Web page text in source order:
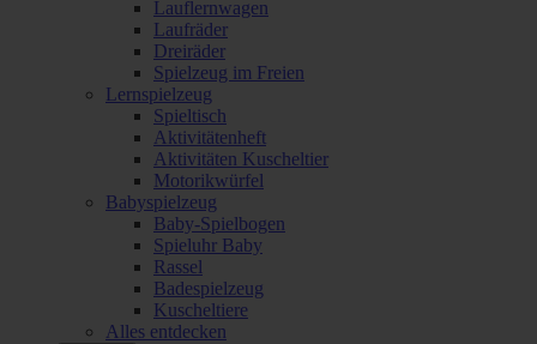
Lauflernwagen
Laufräder
Dreiräder
Spielzeug im Freien
Lernspielzeug
Spieltisch
Aktivitätenheft
Aktivitäten Kuscheltier
Motorikwürfel
Babyspielzeug
Baby-Spielbogen
Spieluhr Baby
Rassel
Badespielzeug
Kuscheltiere
Alles entdecken